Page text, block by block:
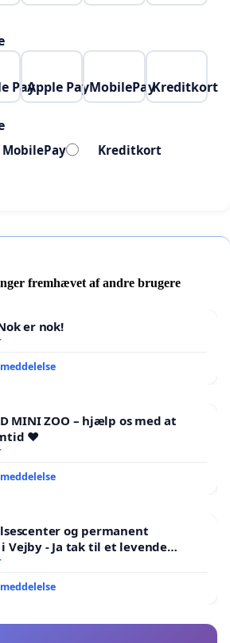
PayApple PayMobilePayKreditkort
MobilePay Kreditkort
fremhævet af andre brugere
er nok!
MINI ZOO – hjælp os med at
❤️
og permanent
Vejby - Ja tak til et levende